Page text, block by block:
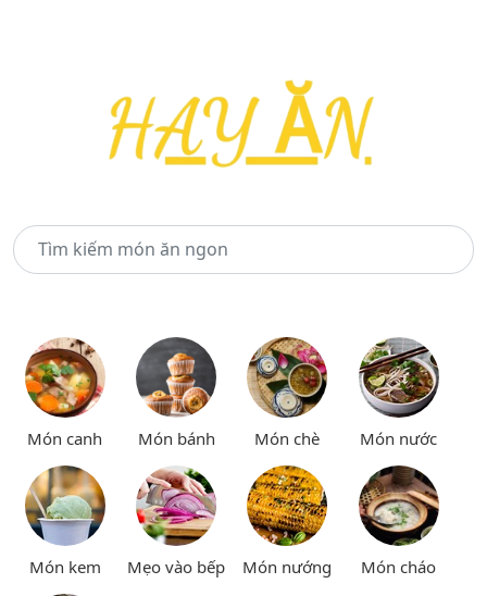
Món canh Món bánh Món chè Món nước
Món kem Mẹo vào bếp Món nướng Món cháo